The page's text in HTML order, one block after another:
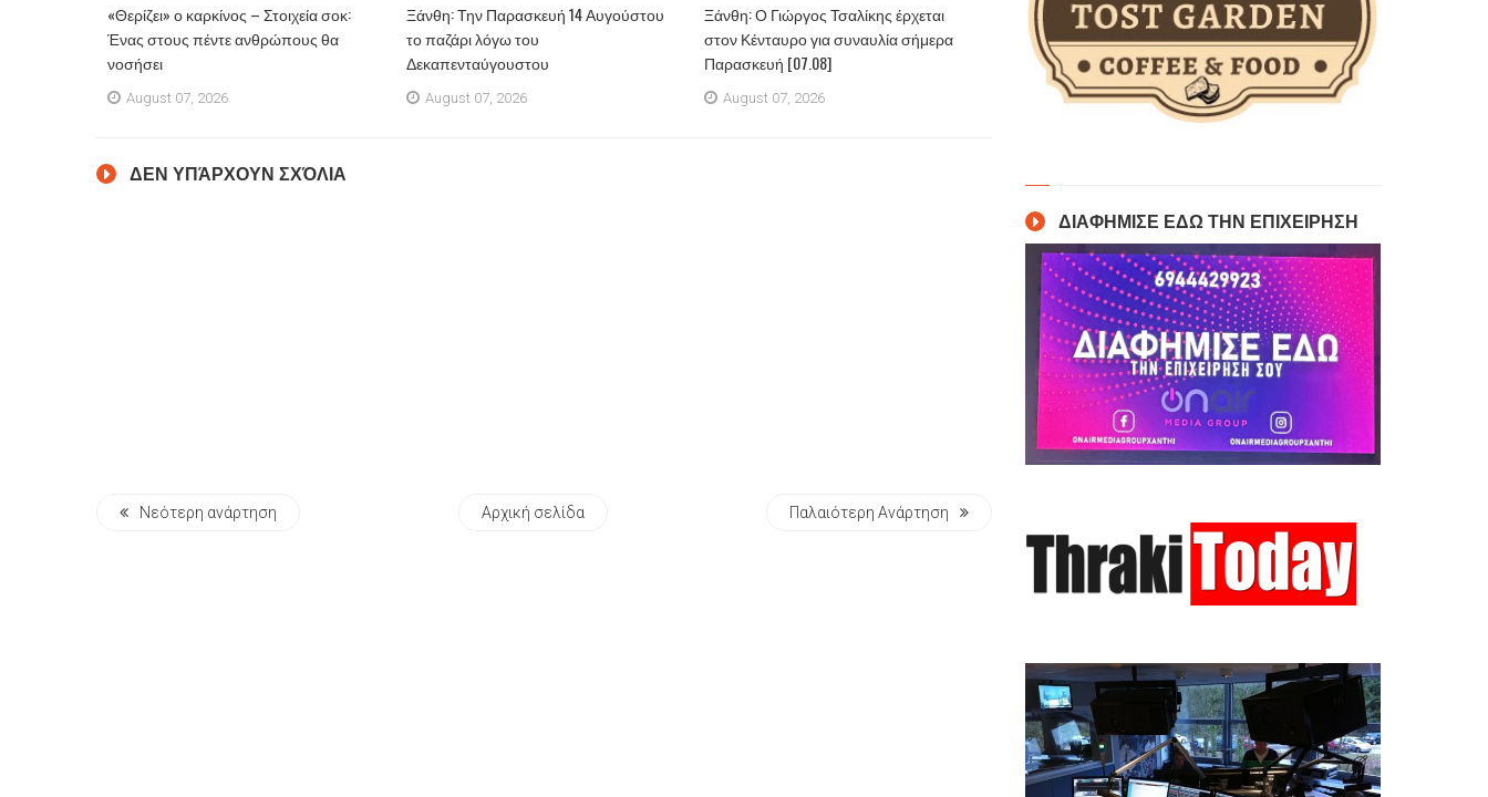
«Θερίζει» ο καρκίνος – Στοιχεία σοκ:
Ένας στους πέντε ανθρώπους θα
νοσήσει
August 07, 2026
Ξάνθη: Την Παρασκευή 14 Αυγούστου
το παζάρι λόγω του
Δεκαπενταύγουστου
August 07, 2026
Ξάνθη: Ο Γιώργος Τσαλίκης έρχεται
στον Κένταυρο για συναυλία σήμερα
Παρασκευή [07.08]
August 07, 2026
ΔΕΝ ΥΠΆΡΧΟΥΝ ΣΧΌΛΙΑ
Νεότερη ανάρτηση Αρχική σελίδα Παλαιότερη Ανάρτηση
ΔΙΑΦΗΜΙΣΕ ΕΔΩ ΤΗΝ ΕΠΙΧΕΙΡΗΣΗ